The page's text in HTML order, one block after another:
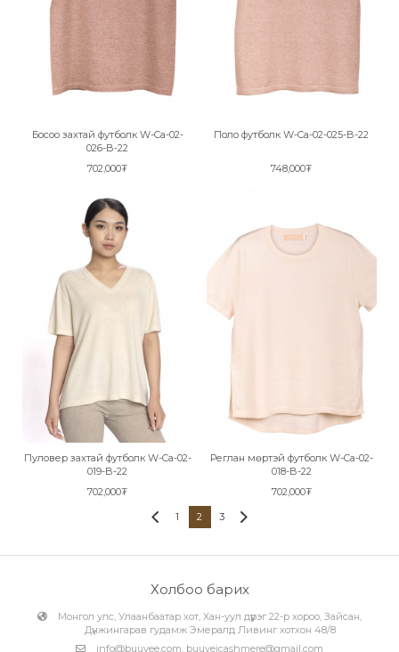
Босоо захтай футболк W-Ca-02-
026-B-22
702,000₮
Поло футболк W-Ca-02-025-B-22
748,000₮
Пуловер захтай футболк W-Ca-02-
019-B-22
702,000₮
Реглан мөртэй футболк W-Ca-02-
018-B-22
702,000₮
1
2 3
Холбоо барих
Монгол улс, Улаанбаатар хот, Хан-уул дүүрэг 22-р хороо, Зайсан,
Дүнжингарав гудамж Эмералд Ливинг хотхон 48/8
info@buuvee.com, buuveicashmere@gmail.com